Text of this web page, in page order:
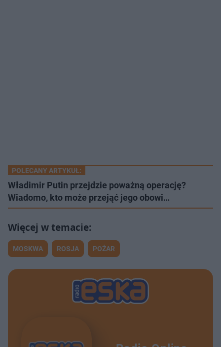
POLECANY ARTYKUŁ:
Władimir Putin przejdzie poważną operację?
Wiadomo, kto może przejąć jego obowi…
MOSKWA ROSJA POŻAR